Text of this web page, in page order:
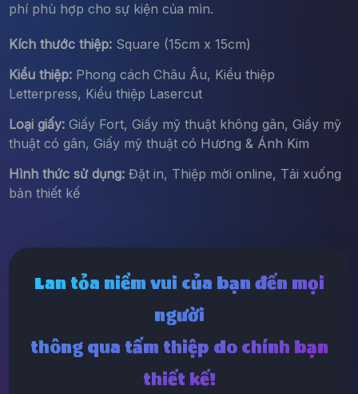
phí phù hợp cho sự kiện của mìn.
Kích thước thiệp:Square (15cm x 15cm)
Kiểu thiệp:Phong cách Châu Âu, Kiểu thiệp
Letterpress, Kiểu thiệp Lasercut
Loại giấy:Giấy Fort, Giấy mỹ thuật không gân, Giấy mỹ
thuật có gân, Giấy mỹ thuật có Hương & Ánh Kim
Hình thức sử dụng:Đặt in, Thiệp mời online, Tải xuống
bản thiết kế
Lan tỏa niềm vui của bạn đến mọi
người
thông qua tấm thiệp do chính bạn
thiết kế!